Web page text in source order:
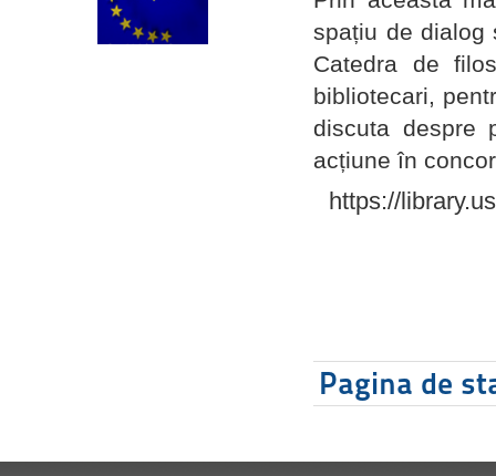
spațiu de dialog
Catedra de
bibliotecari,
discuta despre
acțiune în
https://
Pagina de